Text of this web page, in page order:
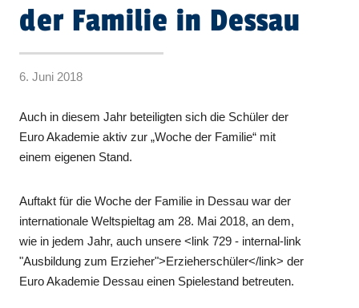
der Familie in Dessau
6. Juni 2018
Auch in diesem Jahr beteiligten sich die Schüler der
Euro Akademie aktiv zur „Woche der Familie“ mit
einem eigenen Stand.
Auftakt für die Woche der Familie in Dessau war der
internationale Weltspieltag am 28. Mai 2018, an dem,
wie in jedem Jahr, auch unsere <link 729 - internal-link
"Ausbildung zum Erzieher">Erzieherschüler</link> der
Euro Akademie Dessau einen Spielestand betreuten.